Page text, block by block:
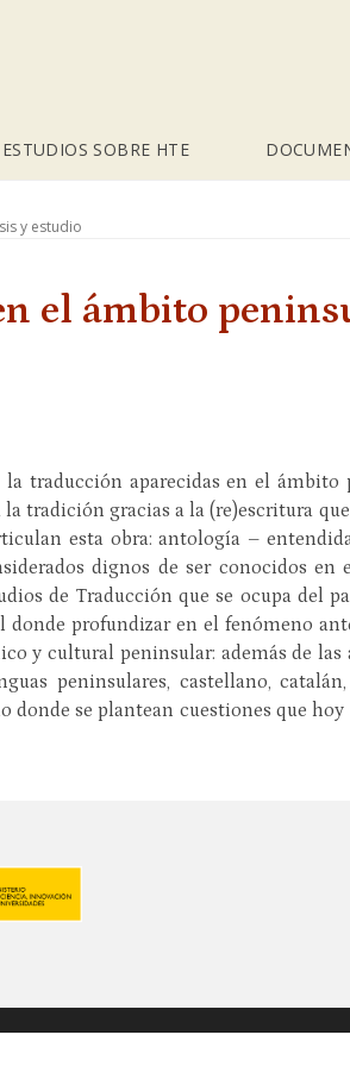
ESTUDIOS SOBRE HTE
y estudio
el ámbito
traducción aparecidas en el ámbito
tradición gracias a la (re)escritura
esta obra: antología –
dignos de ser conocidos en
de Traducción que se ocupa del
profundizar en el fenómeno
y cultural peninsular: además de las
peninsulares, castellano,
se plantean cuestiones que hoy